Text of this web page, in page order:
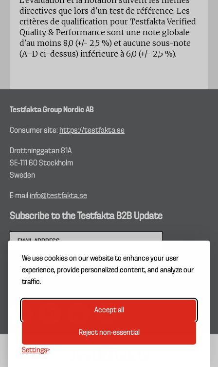
We use cookies on our website to enhance your user
experience, provide personalized content, and analyze our
traffic.
Accept all
Reject non-essential
Settings
directives que lors d'un test de référence. Les
critères de qualification pour Testfakta Verified
Quality & Performance sont une note globale
d'au moins 8,0 (+/- 2,5 %) et aucune sous-note
(A–D ci-dessus) inférieure à 6,0 (+/- 2,5 %).
Testfakta Group Nordic AB
Consumer site: https://testfakta.se
Drottninggatan 81A
SE–111 60 Stockholm
Sweden
E-mail info@testfakta.se
Subscribe to the Testfakta B2B Update